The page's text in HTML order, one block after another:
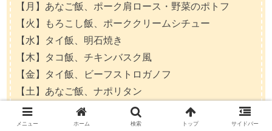
【月】あなご飯、ポーク肩ロース・野菜のポトフ
【火】もろこし飯、ポーククリームシチュー
【水】タイ飯、明石焼き
【木】タコ飯、チキンバスク風
【金】タイ飯、ビーフストロガノフ
【土】あなご飯、ナポリタン
【日】もろこしご飯、姫路チャンポン焼き
メニュー ホーム 検索 トップ サイドバー